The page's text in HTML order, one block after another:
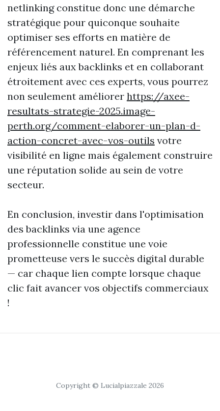
netlinking constitue donc une démarche
stratégique pour quiconque souhaite
optimiser ses efforts en matière de
référencement naturel. En comprenant les
enjeux liés aux backlinks et en collaborant
étroitement avec ces experts, vous pourrez
non seulement améliorer https://axee-
resultats-strategie-2025.image-
perth.org/comment-elaborer-un-plan-d-
action-concret-avec-vos-outils votre
visibilité en ligne mais également construire
une réputation solide au sein de votre
secteur.
En conclusion, investir dans l'optimisation
des backlinks via une agence
professionnelle constitue une voie
prometteuse vers le succès digital durable
— car chaque lien compte lorsque chaque
clic fait avancer vos objectifs commerciaux
!
Copyright © Lucialpiazzale 2026